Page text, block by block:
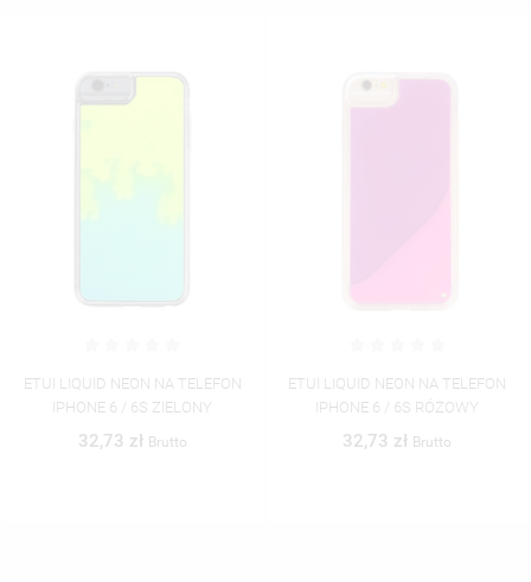
ETUI LIQUID NEON NA TELEFON
IPHONE 6 / 6S RÓŻOWY
32,73 zł Brutto
ETUI LIQUID NEON NA TELEFON
IPHONE 6 / 6S POMARAŃCZOWY
32,73 zł Brutto